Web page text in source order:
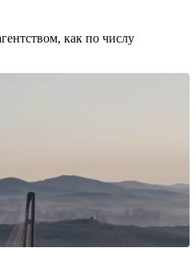
как по числу